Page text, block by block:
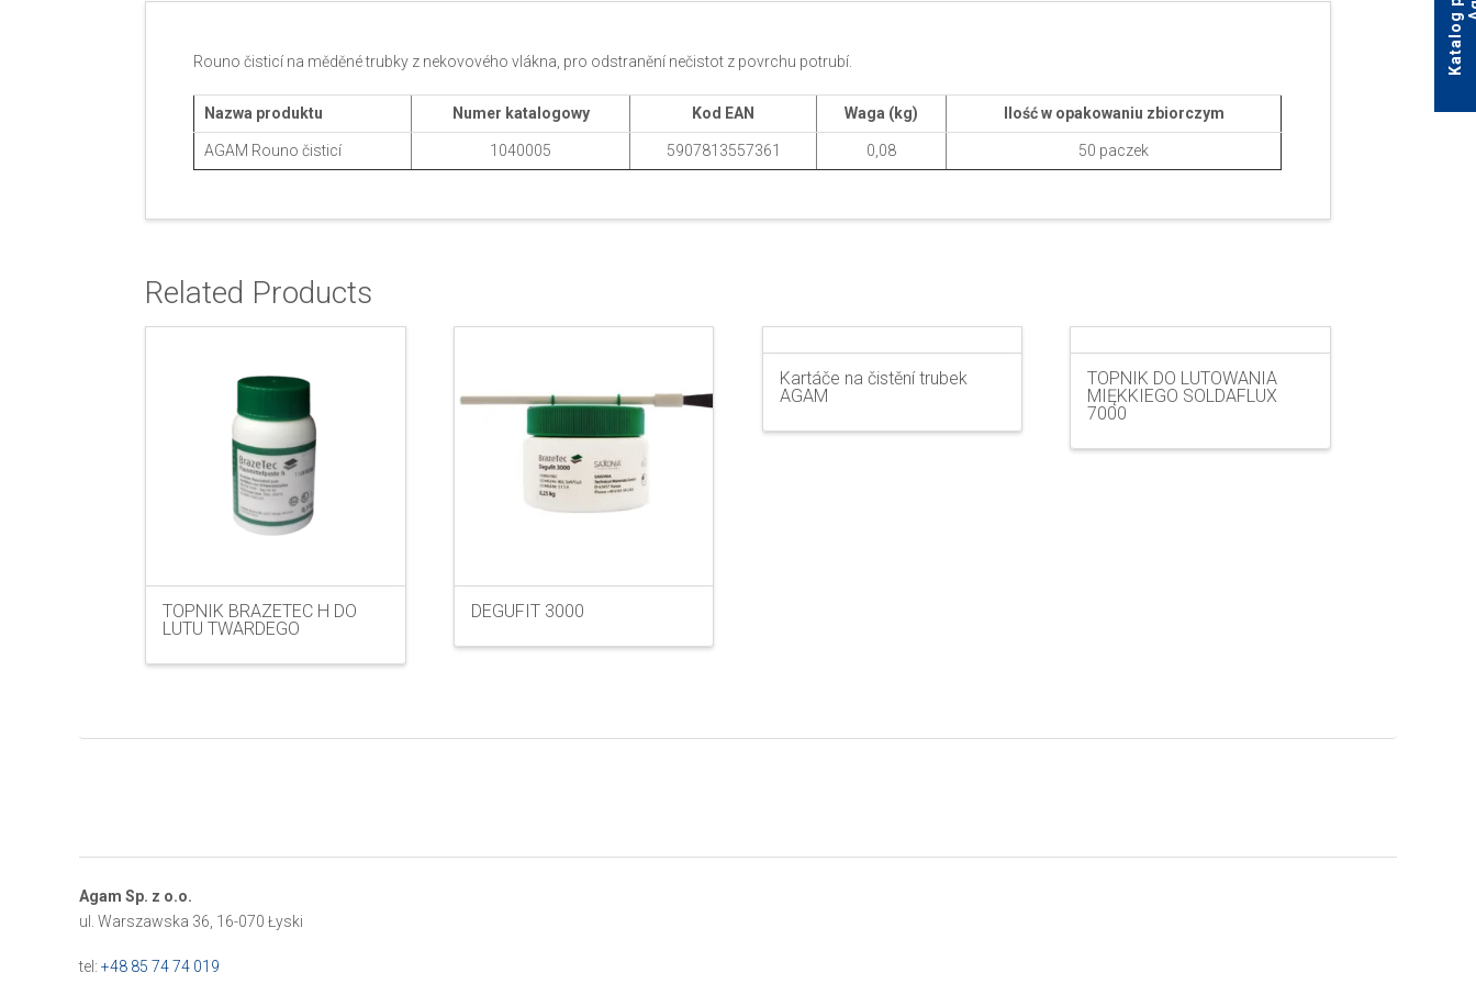
Rouno čisticí na měděné trubky z nekovového vlákna, pro odstranění nečistot z povrchu potrubí.
Nazwa produktu Numer katalogowy Kod EAN Waga (kg) Ilość w opakowaniu zbiorczym
AGAM Rouno čisticí 1040005 5907813557361 0,08 50 paczek
Related Products
TOPNIK BRAZETEC H DO
LUTU TWARDEGO
DEGUFIT 3000
Kartáče na čistění trubek
AGAM
TOPNIK DO LUTOWANIA
MIĘKKIEGO SOLDAFLUX
7000
Agam Sp. z o.o.
ul. Warszawska 36, 16-070 Łyski
tel: +48 85 74 74 019